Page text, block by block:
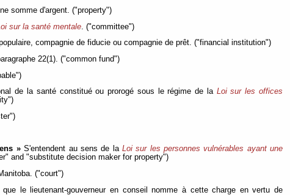
somme d'argent. ("property")
sur la santé mentale . ("committee")
compagnie de fiducie ou compagnie de prêt. ("financial institution")
22(1). ("common fund")
de la santé constitué ou prorogé sous le régime de la Loi sur les offices
»S'entendent au sens de la Loi sur les personnes vulnérables ayant une
and "substitute decision maker for property")
("court")
que le lieutenant-gouverneur en conseil nomme à cette charge en vertu de